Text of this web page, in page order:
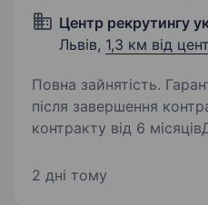
Центр рекрутингу
Львів, 1,3 км від
Повна зайнятість. Гарантована відстрочка
після завершення
контракту від 6
бойових завдань +1
2 дні тому